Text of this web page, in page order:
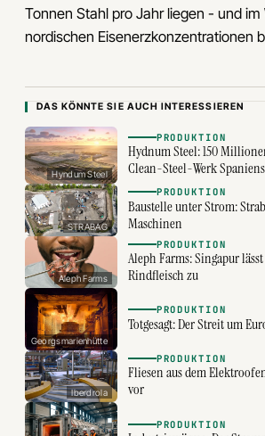
Tonnen Stahl pro Jahr liegen - und
nordischen Eisenerzkonzentrationen
DAS KÖNNTE SIE AUCH INTERESSIEREN
Hyndum Steel
PRODUKTION
Hydnum Steel: 150
Clean-Steel-Werk Spaniens
STRABAG
PRODUKTION
Baustelle unter Strom:
Maschinen
Aleph Farms
PRODUKTION
Aleph Farms: Singapur
Rindfleisch zu
Georgsmarienhütte
PRODUKTION
Totgesagt: Der Streit um
Iberdrola
PRODUKTION
Fliesen aus dem
vor
PRODUKTION